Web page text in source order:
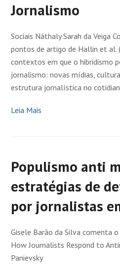
Jornalismo
Sociais Náthaly Sarah da Veiga
pontos de artigo de Hallin et al.
contextos em que o hibridismo
jornalismo: novas mídias,
estrutura jornalística no
Leia Mais
Populismo anti
estratégias de
por jornalistas
Gisele Barão da Silva comenta
How Journalists Respond to
Panievsky